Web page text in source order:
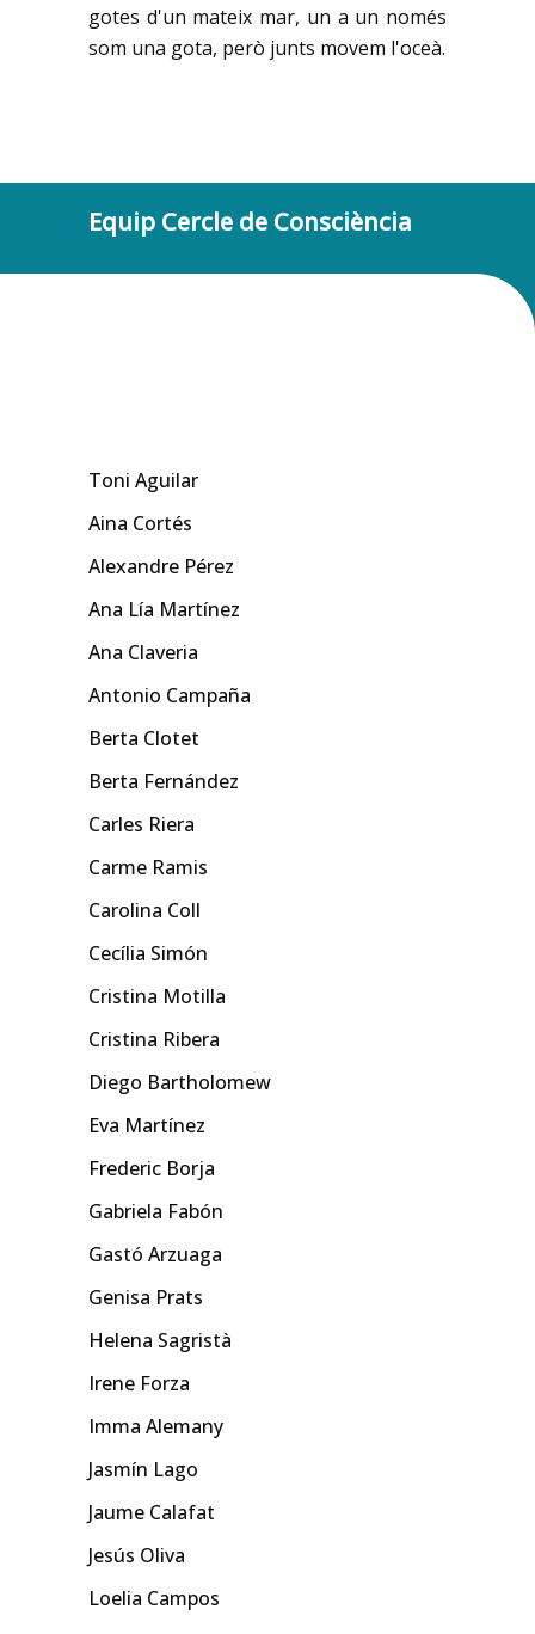
gotes d'un mateix mar, un a un només
som una gota, però junts movem l'oceà.
Equip Cercle de Consciència
Toni Aguilar
Aina Cortés
Alexandre Pérez
Ana Lía Martínez
Ana Claveria
Antonio Campaña
Berta Clotet
Berta Fernández
Carles Riera
Carme Ramis
Carolina Coll
Cecília Simón
Cristina Motilla
Cristina Ribera
Diego Bartholomew
Eva Martínez
Frederic Borja
Gabriela Fabón
Gastó Arzuaga
Genisa Prats
Helena Sagristà
Irene Forza
Imma Alemany
Jasmín Lago
Jaume Calafat
Jesús Oliva
Loelia Campos